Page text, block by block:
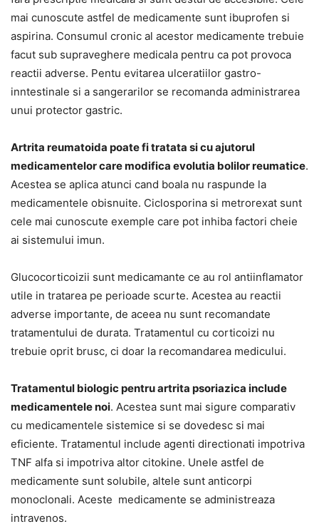
mai cunoscute astfel de medicamente sunt ibuprofen si
aspirina. Consumul cronic al acestor medicamente trebuie
facut sub supraveghere medicala pentru ca pot provoca
reactii adverse. Pentu evitarea ulceratiilor gastro-
inntestinale si a sangerarilor se recomanda administrarea
unui protector gastric.
Artrita reumatoida poate fi tratata si cu ajutorul
medicamentelor care modifica evolutia bolilor reumatice.
Acestea se aplica atunci cand boala nu raspunde la
medicamentele obisnuite. Ciclosporina si metrorexat sunt
cele mai cunoscute exemple care pot inhiba factori cheie
ai sistemului imun.
Glucocorticoizii sunt medicamante ce au rol antiinflamator
utile in tratarea pe perioade scurte. Acestea au reactii
adverse importante, de aceea nu sunt recomandate
tratamentului de durata. Tratamentul cu corticoizi nu
trebuie oprit brusc, ci doar la recomandarea medicului.
Tratamentul biologic pentru artrita psoriazica include
medicamentele noi. Acestea sunt mai sigure comparativ
cu medicamentele sistemice si se dovedesc si mai
eficiente. Tratamentul include agenti directionati impotriva
TNF alfa si impotriva altor citokine. Unele astfel de
medicamente sunt solubile, altele sunt anticorpi
monoclonali. Aceste medicamente se administreaza
intravenos.